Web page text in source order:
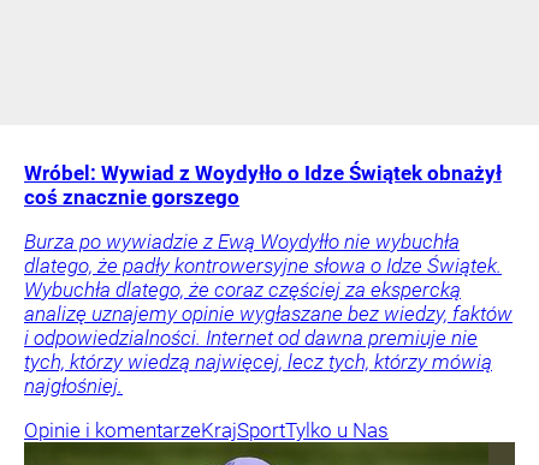
Wróbel: Wywiad z Woydyłło o Idze Świątek obnażył
coś znacznie gorszego
Burza po wywiadzie z Ewą Woydyłło nie wybuchła
dlatego, że padły kontrowersyjne słowa o Idze Świątek.
Wybuchła dlatego, że coraz częściej za ekspercką
analizę uznajemy opinie wygłaszane bez wiedzy, faktów
i odpowiedzialności. Internet od dawna premiuje nie
tych, którzy wiedzą najwięcej, lecz tych, którzy mówią
najgłośniej.
Opinie i komentarzeKrajSportTylko u Nas